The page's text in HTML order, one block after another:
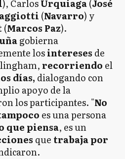
), CarlosUrquiaga(José
(Navarro) y
(Marcos Paz).
gobierna
losintereses de
recorriendo el
días, dialogando con
apoyo de la
los participantes. "No
es una persona
que piensa, es un
que trabaja por